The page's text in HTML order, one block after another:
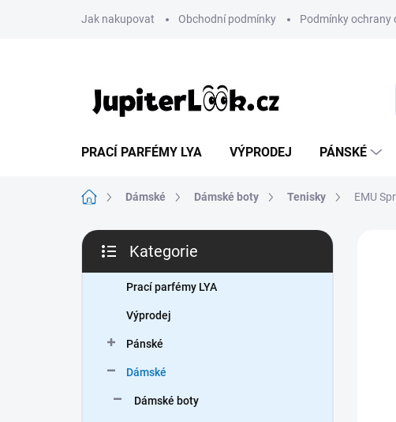
Jak nakupovat Obchodní podmínky Podmínky ochrany
PRACÍ PARFÉMY LYA VÝPRODEJ PÁNSKÉ
Domů Dámské Dámské boty Tenisky EMU
P
s
kategorie
Kategorie
Prací parfémy LYA
Výprodej
Pánské
Dámské
Dámské boty